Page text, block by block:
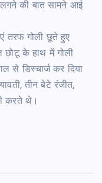
लगने की बात सामने आई
तरफ गोली छूते हुए
छोटू के हाथ में गोली
से डिस्चार्ज कर दिया
तीन बेटे रंजीत,
करते थे।